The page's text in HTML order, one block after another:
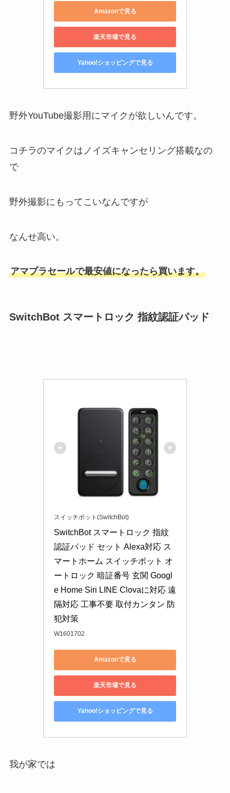
Amazonで見る
楽天市場で見る
Yahoo!ショッピングで見る
野外YouTube撮影用にマイクが欲しいんです。
コチラのマイクはノイズキャンセリング搭載なの
で
野外撮影にもってこいなんですが
なんせ高い。
アマプラセールで最安値になったら買います。
SwitchBot スマートロック 指紋認証パッド
スイッチボット(SwitchBot)
SwitchBot スマートロック 指紋
認証パッド セット Alexa対応 ス
マートホーム スイッチボット オ
ートロック 暗証番号 玄関 Googl
e Home Siri LINE Clovaに対応 遠
隔対応 工事不要 取付カンタン 防
犯対策
W1601702
Amazonで見る
楽天市場で見る
Yahoo!ショッピングで見る
我が家では